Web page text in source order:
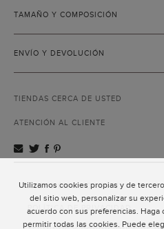
Utilizamos cookies propias y de
del sitio web, personalizar su
acuerdo con sus preferencias.
permitir todas las cookies. Puede
TAMAÑO Y COMPOSICIÓN
ENVÍO Y DEVOLUCIÓN
TIENDAS CERCA DE USTED
ATENCIÓN AL CLIENTE
ATENCIÓN AL CLIENTE
POLÍTICA DE PRIVACIDAD